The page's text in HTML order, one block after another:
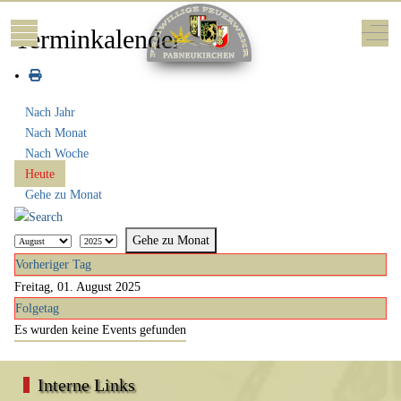
Mobile Menu Toggle Off-
Terminkalender
Nach Jahr
Nach Monat
Nach Woche
Heute
Gehe zu Monat
Gehe zu Monat
Vorheriger Tag
Freitag, 01. August 2025
Folgetag
Es wurden keine Events gefunden
Interne Links